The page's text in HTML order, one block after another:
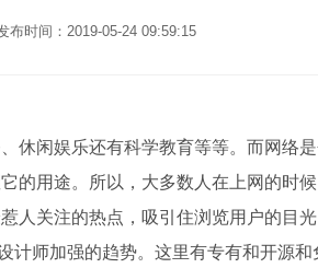
间：2019-05-24 09:59:15
闲娱乐还有科学教育等等。而网络
的用途。所以，大多数人在上网的时
关注的热点，吸引住浏览用户的目
师加强的趋势。这里有专有和开源和